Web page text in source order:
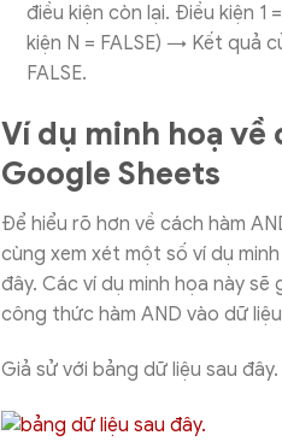
điều kiện còn lại. Điều kiện 1
kiện N = FALSE) → Kết quả
FALSE.
Ví dụ minh hoạ về
Google Sheets
Để hiểu rõ hơn về cách hàm
cùng xem xét một số ví dụ
đây. Các ví dụ minh họa này
công thức hàm AND vào dữ
Giả sử với bảng dữ liệu sau đây.